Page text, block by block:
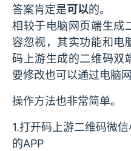
答案肯定是可以的。
相较于电脑网页端生成
容忽视，其实功能和电
码上游生成的二维码双
要修改也可以通过电脑
操作方法也非常简单。
1.打开码上游二维码微
的APP